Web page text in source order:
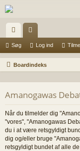
urt
ig
ks
or
a
Søg Log ind
Boardindeks
Amanogawas
Når du tilmelder dig
"vores", "Amanogawas
du i at være retsgyldigt
dig og/eller bruge
retsgyldigt bundet af alle